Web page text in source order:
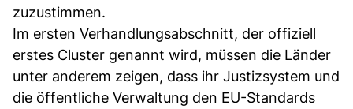
zuzustimmen.
Im ersten Verhandlungsabschnitt, der offiziell
erstes Cluster genannt wird, müssen die Länder
unter anderem zeigen, dass ihr Justizsystem und
die öffentliche Verwaltung den EU-Standards